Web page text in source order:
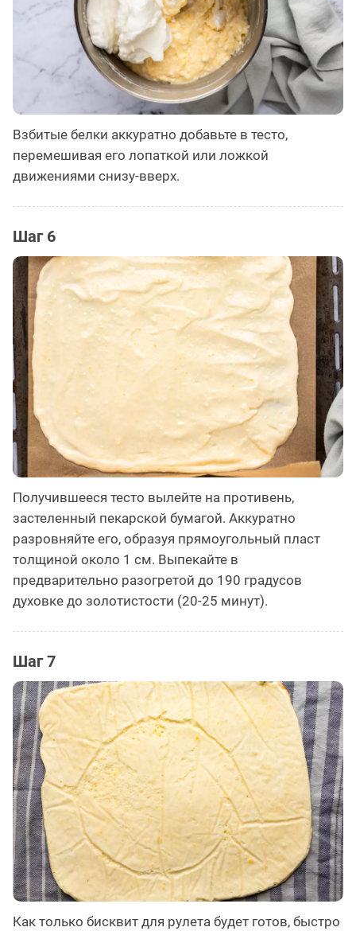
Взбитые белки аккуратно добавьте в тесто,
перемешивая его лопаткой или ложкой
движениями снизу-вверх.
Шаг 6
Получившееся тесто вылейте на противень,
застеленный пекарской бумагой. Аккуратно
разровняйте его, образуя прямоугольный пласт
толщиной около 1 см. Выпекайте в
предварительно разогретой до 190 градусов
духовке до золотистости (20-25 минут).
Шаг 7
Как только бисквит для рулета будет готов, быстро